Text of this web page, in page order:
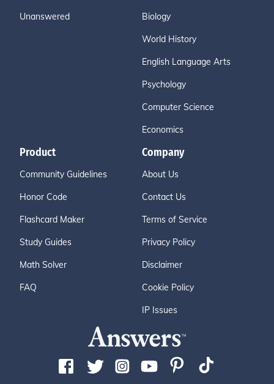
Unanswered Biology
World History
English Language Arts
Psychology
Computer Science
Economics
Product
Community Guidelines
Honor Code
Flashcard Maker
Study Guides
Math Solver
FAQ
Company
About Us
Contact Us
Terms of Service
Privacy Policy
Disclaimer
Cookie Policy
IP Issues